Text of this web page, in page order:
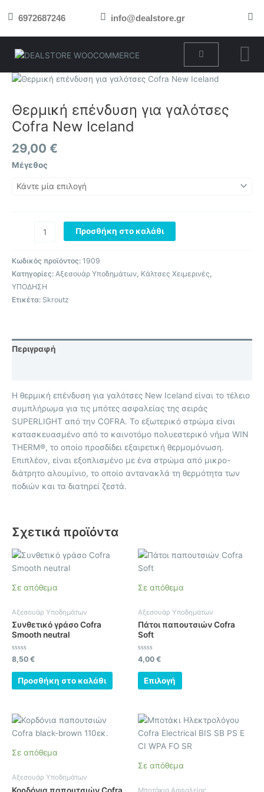
στο 6972687246 info@dealstore.gr
Cart
Θερμική επένδυση για γαλότσες
Cofra New Iceland
29,00 €
Μέγεθος
Θερμική
για
γαλότσες
Cofra
New
Iceland
ποσότητα
Προσθήκη στο καλάθι
Κωδικός προϊόντος: 1909
Κατηγορίες: Αξεσουάρ Υποδημάτων Κάλτσες Χειμερινές
ΥΠΟΔΗΣΗ
Ετικέτα: Skroutz
Περιγραφή
Η θερμική επένδυση για γαλότσες New Iceland είναι το τέλειο
συμπλήρωμα για τις μπότες ασφαλείας της σειράς
SUPERLIGHT από την COFRA. Το εξωτερικό στρώμα είναι
κατασκευασμένο από το καινοτόμο πολυεστερικό νήμα WIN
THERM®, το οποίο προσδίδει εξαιρετική θερμομόνωση.
Επιπλέον, είναι εξοπλισμένο με ένα στρώμα από μικρο-
διάτρητο αλουμίνιο, το οποίο αντανακλά τη θερμότητα των
ποδιών και τα διατηρεί ζεστά.
Σχετικά προϊόντα
Σε απόθεμα
Αξεσουάρ Υποδημάτων
Συνθετικό γράσο Cofra
Smooth neutral
Βαθμολογήθηκε
με
0
από
8,50 €
Προσθήκη στο καλάθι
Σε απόθεμα
Αξεσουάρ Υποδημάτων
Πάτοι παπουτσιών Cofra
Soft
Βαθμολογήθηκε
με
0
από
4,00 €
Επιλογή
Αυτό
έχει
παραλλαγές.
να
του
προϊόντος
Σε απόθεμα
Αξεσουάρ Υποδημάτων
Σε απόθεμα
Αυτό
το
προϊόν
πολλαπλές